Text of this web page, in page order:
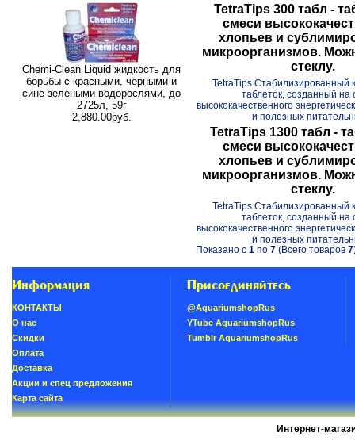
Chemi-Clean Liquid жидкость для
борьбы с красными, черными и
сине-зелеными водорослями, до
2725л, 59г
2,880.00руб.
TetraTips 300 табл -
смеси
хлопьев и
микроорганизмов.
стеклу.
TetraTips Стабилизированный
таблеток, созданный на
высококачественного
и полезных
TetraTips 1300 табл -
смеси
хлопьев и
микроорганизмов.
стеклу.
TetraTips Стабилизированный
таблеток, созданный на
высококачественного
и полезных
Показано с 1по 7(Всего товаров 7
Информация
КОНТАКТЫ
О нас
Скидки
Oплатa
Доставка
Акции и спец предложения
Карта сайта
Присоединяйтесь
@AquariumshopRus
YTube AquariumshopRus
Tumblr AquariumshopRus
Интернет-